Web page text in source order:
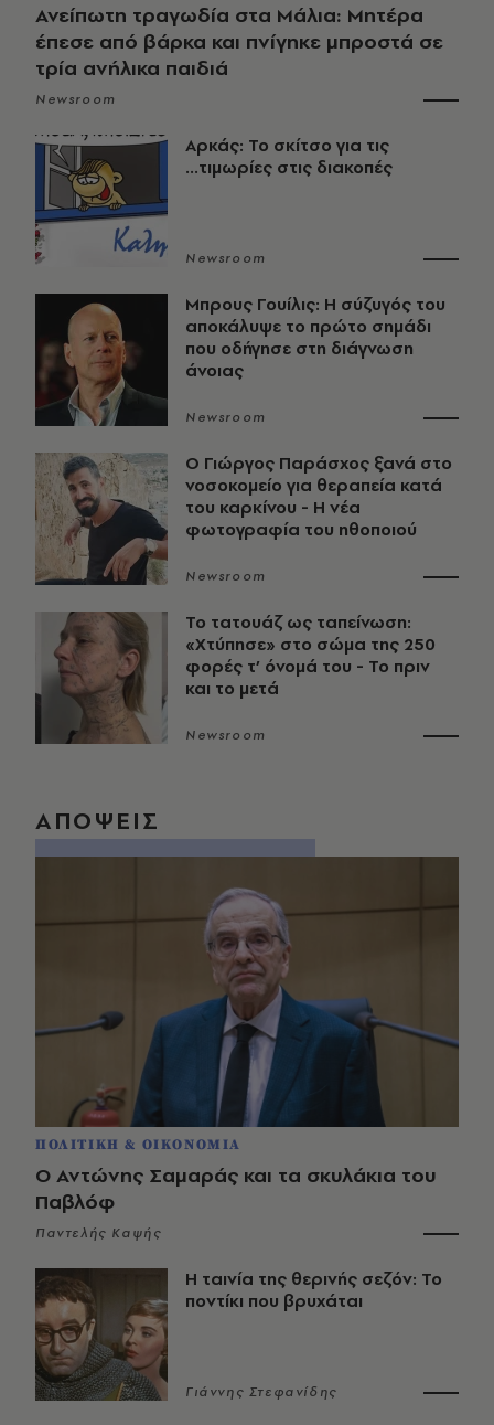
Ανείπωτη τραγωδία στα Μάλια: Μητέρα
έπεσε από βάρκα και πνίγηκε μπροστά σε
τρία ανήλικα παιδιά
Newsroom
Αρκάς: Το σκίτσο για τις
...τιμωρίες στις διακοπές
Newsroom
Μπρους Γουίλις: Η σύζυγός του
αποκάλυψε το πρώτο σημάδι
που οδήγησε στη διάγνωση
άνοιας
Newsroom
O Γιώργος Παράσχος ξανά στο
νοσοκομείο για θεραπεία κατά
του καρκίνου - Η νέα
φωτογραφία του ηθοποιού
Newsroom
Το τατουάζ ως ταπείνωση:
«Χτύπησε» στο σώμα της 250
φορές τ’ όνομά του - Το πριν
και το μετά
Newsroom
ΑΠΟΨΕΙΣ
ΠΟΛΙΤΙΚΗ & ΟΙΚΟΝΟΜΙΑ
Ο Αντώνης Σαμαράς και τα σκυλάκια του
Παβλόφ
Παντελής Καψής
Η ταινία της θερινής σεζόν: Το
ποντίκι που βρυχάται
Γιάννης Στεφανίδης